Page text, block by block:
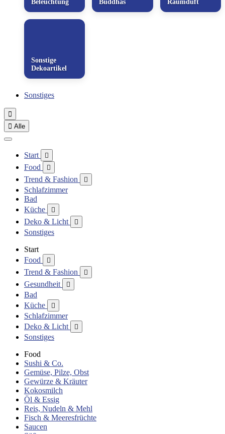
Beleuchtung Buddhas Raumduft
Sonstige
Dekoartikel
Sonstiges

 Alle
Start 
Food 
Trend & Fashion 
Schlafzimmer
Bad
Küche

Deko & Licht 
Sonstiges
Start
Food

Trend & Fashion 
Gesundheit 
Bad
Küche

Schlafzimmer
Deko & Licht

Sonstiges
Food
Sushi & Co.
Gemüse, Pilze, Obst
Gewürze & Kräuter
Kokosmilch
Öl & Essig
Reis, Nudeln & Mehl
Fisch & Meeresfrüchte
Saucen